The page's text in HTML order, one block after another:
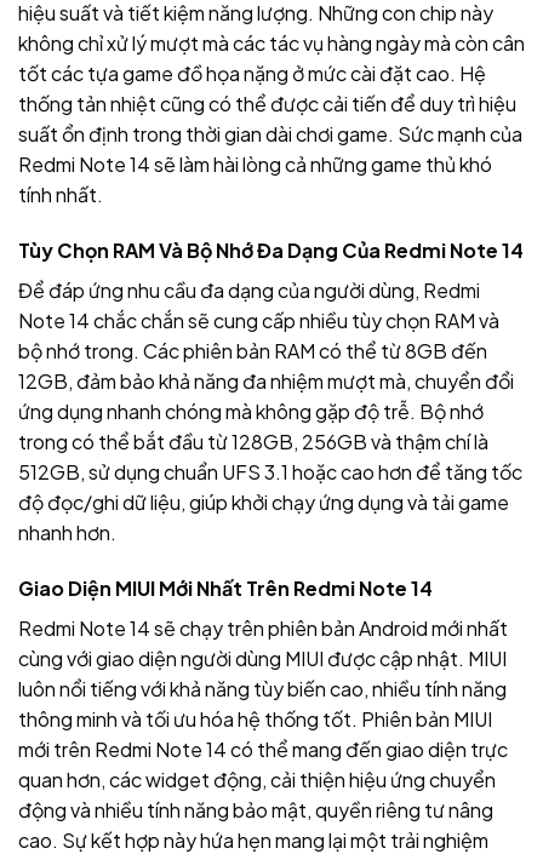
hiệu suất và tiết kiệm năng lượng. Những con chip này
không chỉ xử lý mượt mà các tác vụ hàng ngày mà còn cân
tốt các tựa game đồ họa nặng ở mức cài đặt cao. Hệ
thống tản nhiệt cũng có thể được cải tiến để duy trì hiệu
suất ổn định trong thời gian dài chơi game. Sức mạnh của
Redmi Note 14 sẽ làm hài lòng cả những game thủ khó
tính nhất.
Tùy Chọn RAM Và Bộ Nhớ Đa Dạng Của Redmi Note 14
Để đáp ứng nhu cầu đa dạng của người dùng, Redmi
Note 14 chắc chắn sẽ cung cấp nhiều tùy chọn RAM và
bộ nhớ trong. Các phiên bản RAM có thể từ 8GB đến
12GB, đảm bảo khả năng đa nhiệm mượt mà, chuyển đổi
ứng dụng nhanh chóng mà không gặp độ trễ. Bộ nhớ
trong có thể bắt đầu từ 128GB, 256GB và thậm chí là
512GB, sử dụng chuẩn UFS 3.1 hoặc cao hơn để tăng tốc
độ đọc/ghi dữ liệu, giúp khởi chạy ứng dụng và tải game
nhanh hơn.
Giao Diện MIUI Mới Nhất Trên Redmi Note 14
Redmi Note 14 sẽ chạy trên phiên bản Android mới nhất
cùng với giao diện người dùng MIUI được cập nhật. MIUI
luôn nổi tiếng với khả năng tùy biến cao, nhiều tính năng
thông minh và tối ưu hóa hệ thống tốt. Phiên bản MIUI
mới trên Redmi Note 14 có thể mang đến giao diện trực
quan hơn, các widget động, cải thiện hiệu ứng chuyển
động và nhiều tính năng bảo mật, quyền riêng tư nâng
cao. Sự kết hợp này hứa hẹn mang lại một trải nghiệm